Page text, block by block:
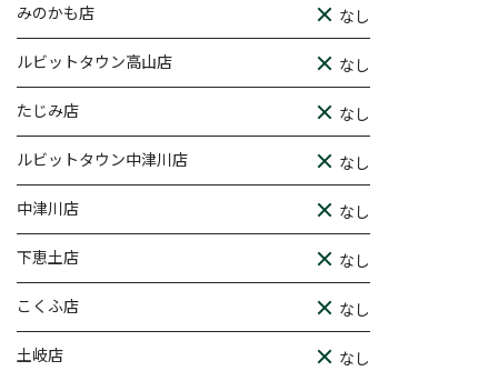
みのかも店 なし
ルビットタウン高山店 なし
たじみ店 なし
ルビットタウン中津川店 なし
中津川店 なし
下恵土店 なし
こくふ店 なし
土岐店 なし